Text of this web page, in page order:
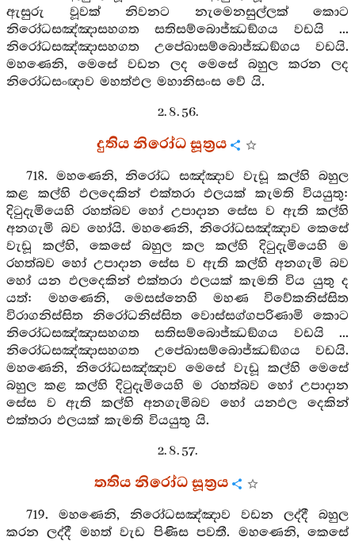
ඇසුරු වූවක් නිවනට නැමෙනසුල්ලක් කොට
නිරෝධසඤ්ඤාසහගත සතිසම්බොජ්ඣඞ්ගය වඩයි ...
නිරෝධසඤ්ඤාසහගත උපේඛාසම්බොජ්ඣඞ්ගය වඩයි.
මහණෙනි, මෙසේ වඩන ලද මෙසේ බහුල කරන ලද
නිරෝධසංඥාව මහත්ඵල මහානිසංස වේ යි.
2. 8. 56.
දුතිය නිරෝධ සූත්‍රය
718. මහණෙනි, නිරෝධ සඤ්ඤාව වැඩූ කල්හි බහුල
කළ කල්හි ඵලදෙකින් එක්තරා ඵලයක් කැමති වියයුතු:
දිටුදැමියෙහි රහත්බව හෝ උපාදාන සේස ව ඇති කල්හි
අනගැමි බව හෝයි. මහණෙනි, නිරෝධසඤ්ඤාව කෙසේ
වැඩූ කල්හි, කෙසේ බහුල කල කල්හි දිටුදැමියෙහි ම
රහත්බව හෝ උපාදාන සේස ව ඇති කල්හි අනගැමි බව
හෝ යන ඵලදෙකින් එක්තරා ඵලයක් කැමති විය යුතු ද
යත්: මහණෙනි, මෙසස්නෙහි මහණ විවේකනිස්සිත
විරාගනිස්සිත නිරෝධනිස්සිත වොස්සග්ගපරිණාමි කොට
නිරෝධසඤ්ඤාසහගත සතිසම්බොජ්ඣඞ්ගය වඩයි ...
නිරෝධසඤ්ඤාසහගත උපේඛාසම්බොජ්ඣඞ්ගය වඩයි.
මහණෙනි, නිරෝධසඤ්ඤාව මෙසේ වැඩූ කල්හි මෙසේ
බහුල කළ කල්හි දිටුදැමියෙහි ම රහත්බව හෝ උපාදාන
සේස ව ඇති කල්හි අනගැමිබව හෝ යනඵල දෙකින්
එක්තරා ඵලයක් කැමති වියයුතු යි.
2. 8. 57.
තතිය නිරෝධ සූත්‍රය
719. මහණෙනි, නිරෝධසඤ්ඤාව වඩන ලද්දී බහුල
කරන ලද්දී මහත් වැඩ පිණිස පවතී. මහණෙනි, කෙසේ